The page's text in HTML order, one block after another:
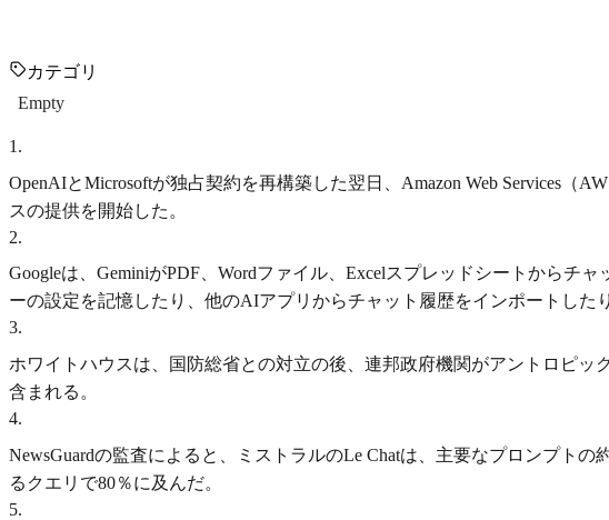
カテゴリ
Empty
1 .
OpenAIとMicrosoftが独占契約を再構築した翌日、Amazon Web Services
スの提供を開始した。
2.
Googleは、GeminiがPDF、Wordファイル、Excelスプレッドシートから
ーの設定を記憶したり、他のAIアプリからチャット履歴をインポートした
3.
ホワイトハウスは、国防総省との対立の後、連邦政府機関がアントロピ
含まれる。
4.
NewsGuardの監査によると、ミストラルのLe Chatは、主要なプロンプト
るクエリで80％に及んだ。
5.